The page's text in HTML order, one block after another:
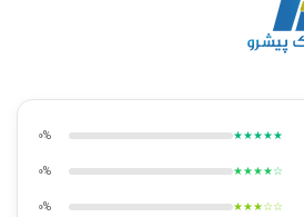
★★★★★
0%
★★★★☆
0%
★★★☆☆
0%